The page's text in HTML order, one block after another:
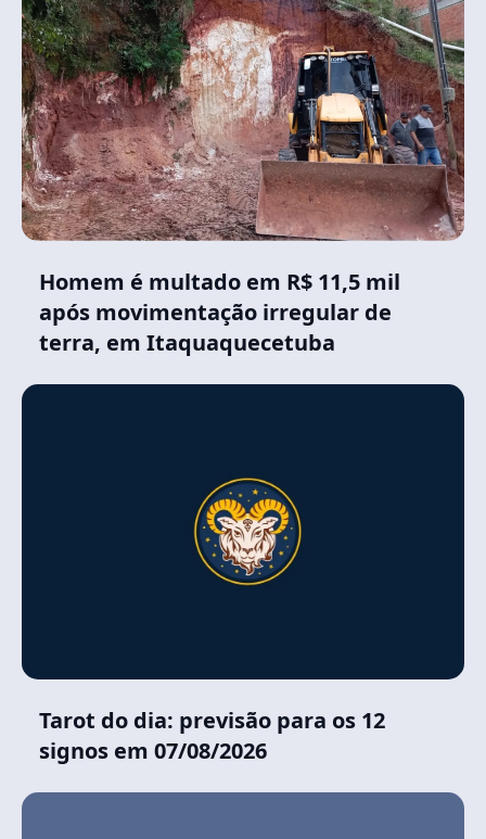
Homem é multado em R$ 11,5 mil
após movimentação irregular de
terra, em Itaquaquecetuba
Tarot do dia: previsão para os 12
signos em 07/08/2026